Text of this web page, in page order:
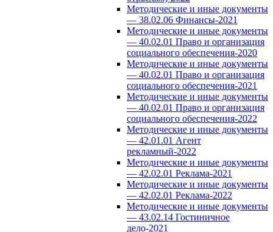
Методические и иные документы
— 38.02.06 Финансы-2021
Методические и иные документы
— 40.02.01 Право и организация
социального обеспечения-2020
Методические и иные документы
— 40.02.01 Право и организация
социального обеспечения-2021
Методические и иные документы
— 40.02.01 Право и организация
социального обеспечения-2022
Методические и иные документы
— 42.01.01 Агент
рекламный-2022
Методические и иные документы
— 42.02.01 Реклама-2021
Методические и иные документы
— 42.02.01 Реклама-2022
Методические и иные документы
— 43.02.14 Гостиничное
дело-2021